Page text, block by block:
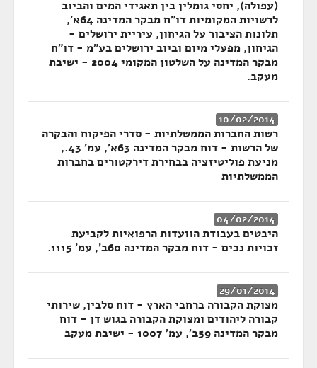
(עפולה), יחסי גומלין בין תאגידי המים והביוב
לרשויות המקומיות דו"ח מבקר המדינה 64א',
תלונות הציבור על הגיחון, עיריית ירושלים -
הגיחון, מפעלי מיום וביוב ירושלים בע"מ - דו"ח
מבקר המדינה על השלטון המקומי 2004 - ישיבת
מעקב.
10/02/2014
רשות החברות הממשלתיות - סדרי הפיקוח והבקרה
של הרשות - דוח מבקר המדינה 63א', עמ' 43.,
מניעת פוליטיזציה בבחירת דירקטורים בחברות
הממשלתיות
04/02/2014
היבטים בעבודת הוועדות הרפואיות לקביעת
זכויות נכים - דוח מבקר המדינה 60ב', עמ' 1115.
29/01/2014
מצוקת הקבורה ברחבי הארץ - דוח סלבין, שירותי
קבורה ליהודים ומצוקת הקבורה בגוש דן - דוח
מבקר המדינה 59ב', עמ' 1007 - ישיבת מעקב